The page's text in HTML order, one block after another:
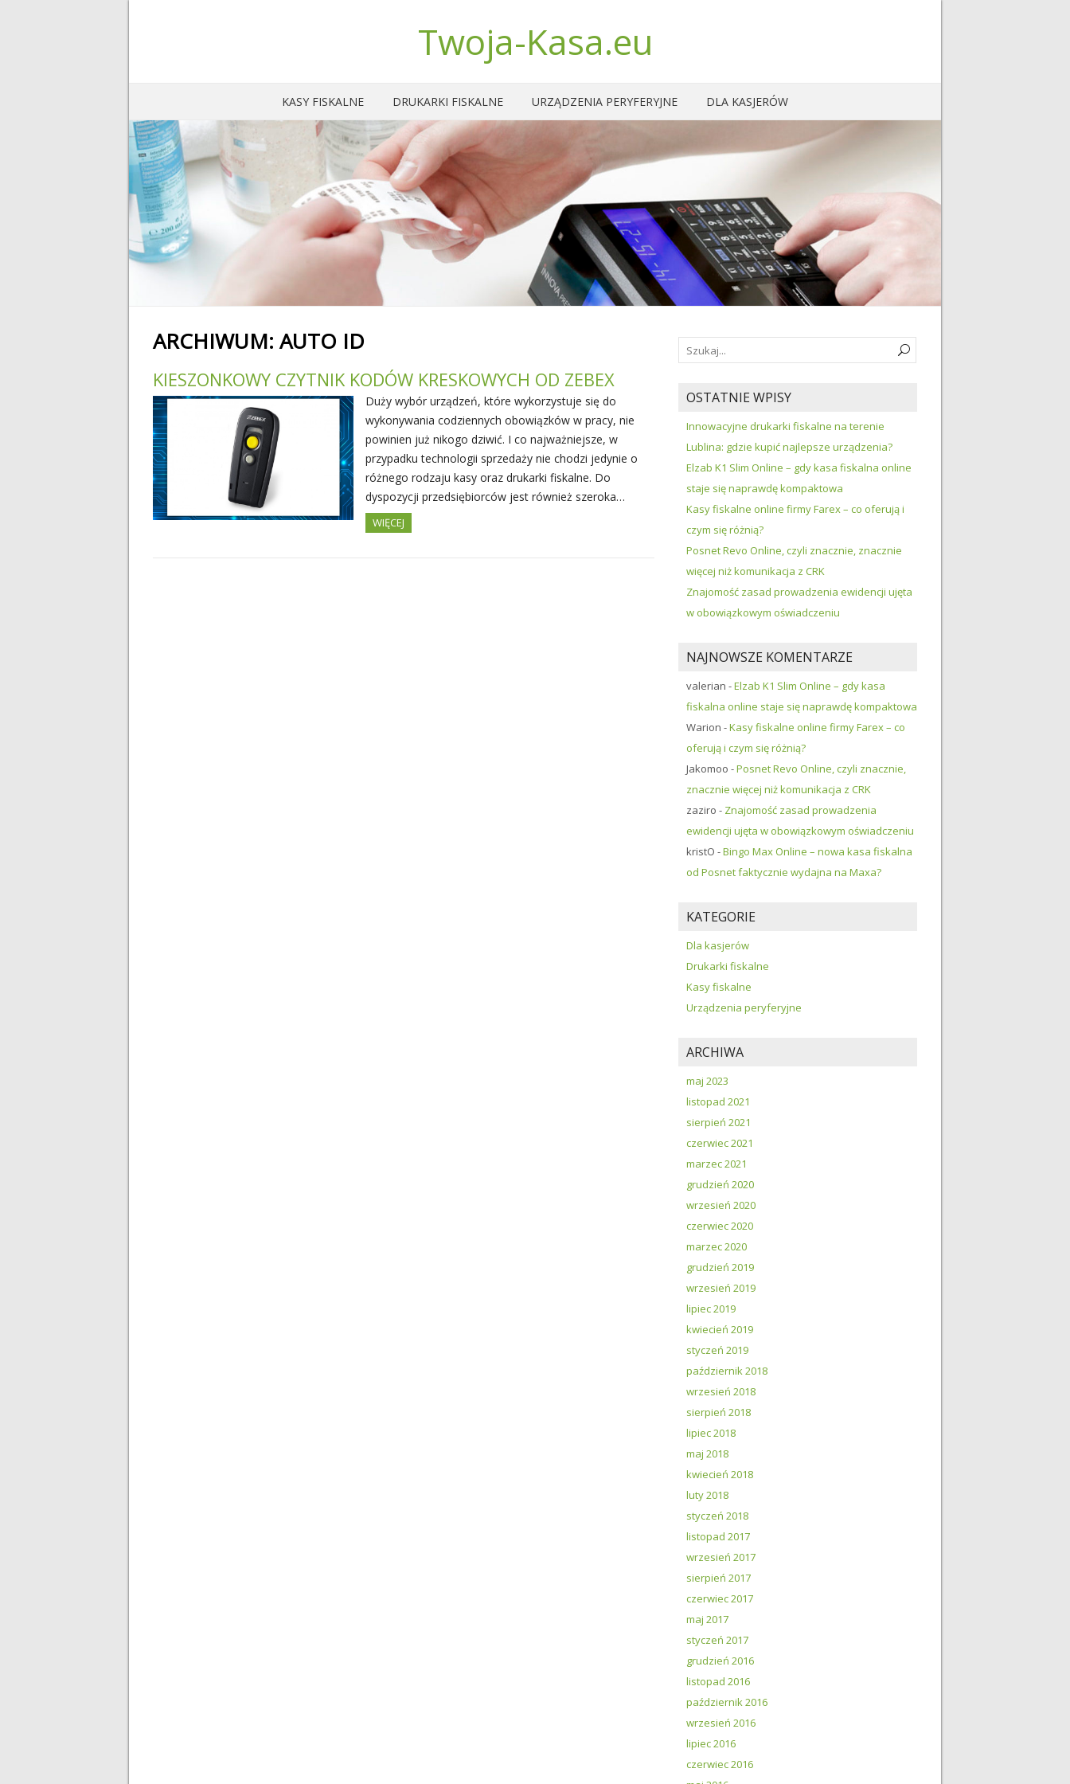
Twoja-Kasa.eu
KASY FISKALNE DRUKARKI FISKALNE URZĄDZENIA PERYFERYJNE DLA KASJERÓW
ARCHIWUM: AUTO ID
KIESZONKOWY CZYTNIK KODÓW KRESKOWYCH OD ZEBEX
Duży wybór urządzeń, które wykorzystuje się do
wykonywania codziennych obowiązków w pracy, nie
powinien już nikogo dziwić. I co najważniejsze, w
przypadku technologii sprzedaży nie chodzi jedynie o
różnego rodzaju kasy oraz drukarki fiskalne. Do
dyspozycji przedsiębiorców jest również szeroka…
WIĘCEJ
OSTATNIE WPISY
Innowacyjne drukarki fiskalne na terenie
Lublina: gdzie kupić najlepsze urządzenia?
Elzab K1 Slim Online – gdy kasa fiskalna online
staje się naprawdę kompaktowa
Kasy fiskalne online firmy Farex – co oferują i
czym się różnią?
Posnet Revo Online, czyli znacznie, znacznie
więcej niż komunikacja z CRK
Znajomość zasad prowadzenia ewidencji ujęta
w obowiązkowym oświadczeniu
NAJNOWSZE KOMENTARZE
valerian -Elzab K1 Slim Online – gdy kasa
fiskalna online staje się naprawdę kompaktowa
Warion -Kasy fiskalne online firmy Farex – co
oferują i czym się różnią?
Jakomoo -Posnet Revo Online, czyli znacznie,
znacznie więcej niż komunikacja z CRK
zaziro - Znajomość zasad prowadzenia
ewidencji ujęta w obowiązkowym oświadczeniu
kristO -Bingo Max Online – nowa kasa fiskalna
od Posnet faktycznie wydajna na Maxa?
KATEGORIE
Dla kasjerów
Drukarki fiskalne
Kasy fiskalne
Urządzenia peryferyjne
ARCHIWA
maj 2023
listopad 2021
sierpień 2021
czerwiec 2021
marzec 2021
grudzień 2020
wrzesień 2020
czerwiec 2020
marzec 2020
grudzień 2019
wrzesień 2019
lipiec 2019
kwiecień 2019
styczeń 2019
październik 2018
wrzesień 2018
sierpień 2018
lipiec 2018
maj 2018
kwiecień 2018
luty 2018
styczeń 2018
listopad 2017
wrzesień 2017
sierpień 2017
czerwiec 2017
maj 2017
styczeń 2017
grudzień 2016
listopad 2016
październik 2016
wrzesień 2016
lipiec 2016
czerwiec 2016